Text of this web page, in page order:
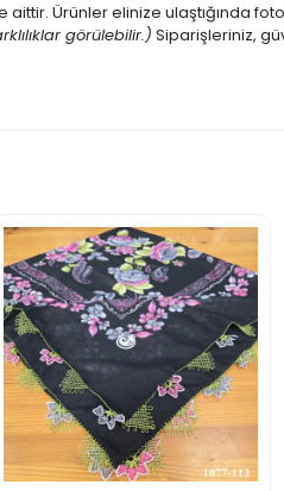
aittir. Ürünler elinize ulaştığında
görülebilir.) Siparişleriniz,